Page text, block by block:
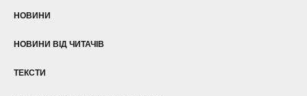
НОВИНИ
НОВИНИ ВІД ЧИТАЧІВ
ТЕКСТИ